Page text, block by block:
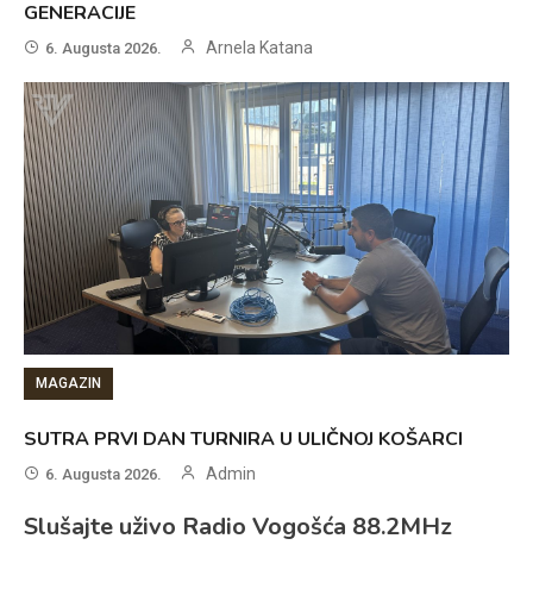
GENERACIJE
6. Augusta 2026. Arnela Katana
MAGAZIN
SUTRA PRVI DAN TURNIRA U ULIČNOJ KOŠARCI
6. Augusta 2026. Admin
Slušajte uživo Radio Vogošća 88.2MHz